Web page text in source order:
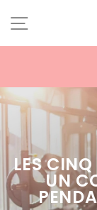
LES
UN